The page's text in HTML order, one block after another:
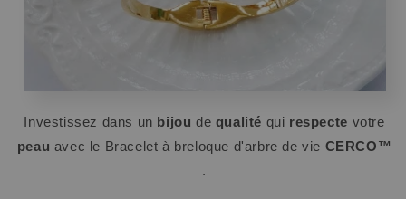
Investissez dans un bijou de qualité qui respecte votre
peau avec le Bracelet à breloque d'arbre de vie CERCO™
.